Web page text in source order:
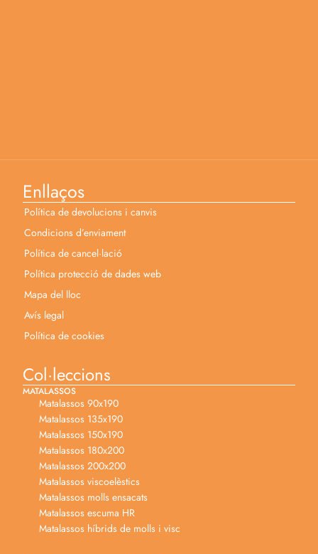
Enllaços
Política de devolucions i canvis
Condicions d’enviament
Política de cancel·lació
Política protecció de dades web
Mapa del lloc
Avís legal
Política de cookies
Col·leccions
MATALASSOS
Matalassos 90x190
Matalassos 135x190
Matalassos 150x190
Matalassos 180x200
Matalassos 200x200
Matalassos viscoelèstics
Matalassos molls ensacats
Matalassos escuma HR
Matalassos híbrids de molls i visc